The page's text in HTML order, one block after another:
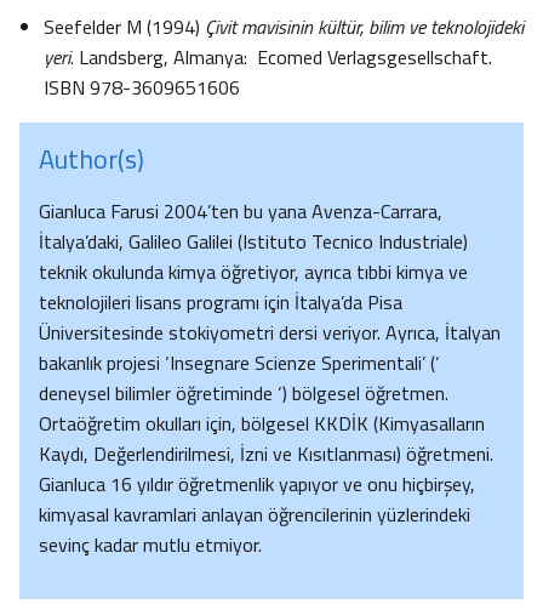
Seefelder M (1994) Çivit mavisinin kültür, bilim ve teknolojideki
yeri. Landsberg, Almanya: Ecomed Verlagsgesellschaft.
ISBN 978-3609651606
Author(s)
Gianluca Farusi 2004’ten bu yana Avenza-Carrara,
İtalya’daki, Galileo Galilei (Istituto Tecnico Industriale)
teknik okulunda kimya öğretiyor, ayrıca tıbbi kimya ve
teknolojileri lisans programı için İtalya’da Pisa
Üniversitesinde stokiyometri dersi veriyor. Ayrıca, İtalyan
bakanlık projesi ‘Insegnare Scienze Sperimentali’ (‘
deneysel bilimler öğretiminde ‘) bölgesel öğretmen.
Ortaöğretim okulları için, bölgesel KKDİK (Kimyasalların
Kaydı, Değerlendirilmesi, İzni ve Kısıtlanması) öğretmeni.
Gianluca 16 yıldır öğretmenlik yapıyor ve onu hiçbirşey,
kimyasal kavramlari anlayan öğrencilerinin yüzlerindeki
sevinç kadar mutlu etmiyor.